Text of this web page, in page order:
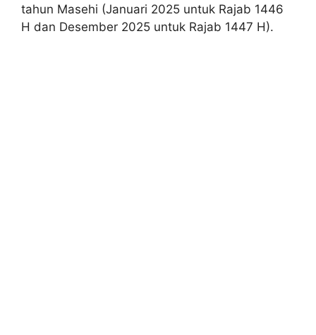
tahun Masehi (Januari 2025 untuk Rajab 1446
H dan Desember 2025 untuk Rajab 1447 H).